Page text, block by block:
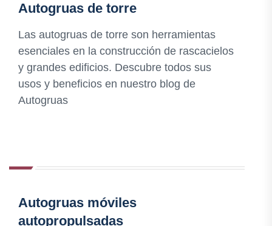
Autogruas de torre
Las autogruas de torre son herramientas
esenciales en la construcción de rascacielos
y grandes edificios. Descubre todos sus
usos y beneficios en nuestro blog de
Autogruas
Autogruas móviles
autopropulsadas